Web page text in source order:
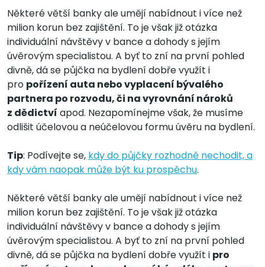
Některé větší banky ale umějí nabídnout i více než
milion korun bez zajištění. To je však již otázka
individuální návštěvy v bance a dohody s jejím
úvěrovým specialistou. A byť to zní na první pohled
divně, dá se půjčka na bydlení dobře využít i
pro pořízení auta nebo vyplacení bývalého
partnera po rozvodu, či na vyrovnání nároků
z dědictví apod. Nezapomínejme však, že musíme
odlišit účelovou a neúčelovou formu úvěru na bydlení.
Tip: Podívejte se, kdy do půjčky rozhodně nechodit, a
kdy vám naopak může být ku prospěchu.
Některé větší banky ale umějí nabídnout i více než
milion korun bez zajištění. To je však již otázka
individuální návštěvy v bance a dohody s jejím
úvěrovým specialistou. A byť to zní na první pohled
divně, dá se půjčka na bydlení dobře využít i pro